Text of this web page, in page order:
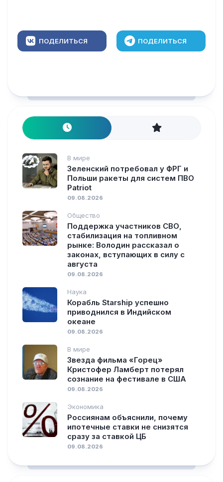
ПОДЕЛИТЬСЯ ПОДЕЛИТЬСЯ
В мире
Зеленский потребовал у ФРГ и
Польши ракеты для систем ПВО
Patriot
09.08.2026
Общество
Поддержка участников СВО,
стабилизация на топливном
рынке: Володин рассказал о
законах, вступающих в силу с
августа
09.08.2026
Наука
Корабль Starship успешно
приводнился в Индийском
океане
09.08.2026
В мире
Звезда фильма «Горец»
Кристофер Ламберт потерял
сознание на фестивале в США
09.08.2026
Экономика
Россиянам объяснили, почему
ипотечные ставки не снизятся
сразу за ставкой ЦБ
09.08.2026